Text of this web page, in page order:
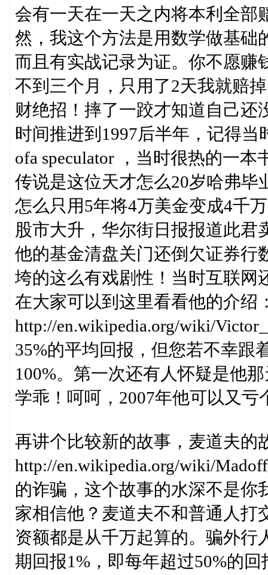
会有一天在一天之内将本利全部
然，我这个方法是用数学做基础
而且有实战记录为证。你不愿赚
不到三个月，只用了2天我就赔
财绝招！摔了一跤才知道自己还
时间推进到1997后半年，记得当
ofa speculator ，当时很热的一
传说是这位天才怎么20岁哈弗毕
怎么只用5年将4万美金变成4千
股市大升，华尔街日报报道此君
他的基金清盘关门还倒欠证券行
垮的这么有戏剧性！当时互联网
在大家可以到这里看看他的介绍
http://en.wikipedia.org/wiki/
35%的平均回报，但您若不幸跟
100%。第一次还有人怀疑是他
学乖！呵呵，2007年他可以又亏
再讲个比较新的故事，麦道夫的
http://en.wikipedia.org/wiki/
的诈骗，这个故事的水深不是你
家相信他？麦道夫不和普通人打
资额都是从千万起算的。骗外行
期回报1%，即每年超过50%的